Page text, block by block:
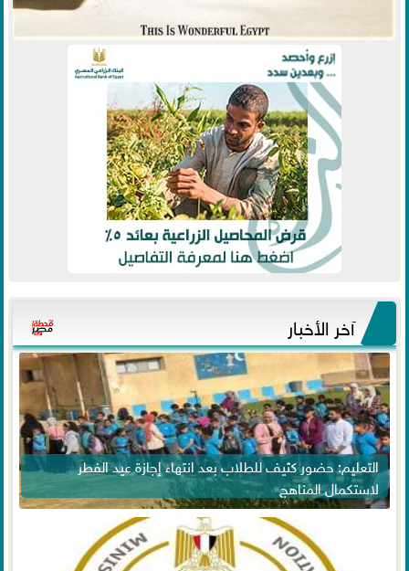
آخر الأخبار
التعليم: حضور كثيف للطلاب بعد انتهاء إجازة عيد الفطر
لاستكمال المناهج